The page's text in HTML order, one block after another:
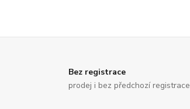
Bez registrace
prodej i bez předchozí registrace